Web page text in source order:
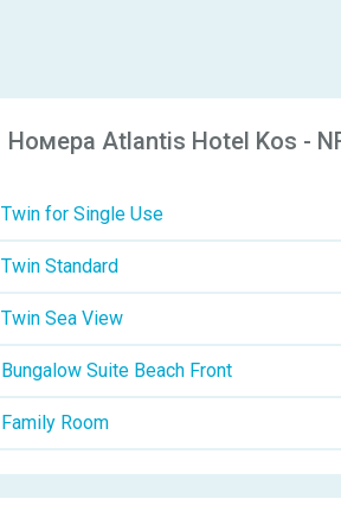
Номера Atlantis Hotel Kos -
Twin for Single Use
Twin Standard
Twin Sea View
Bungalow Suite Beach Front
Family Room